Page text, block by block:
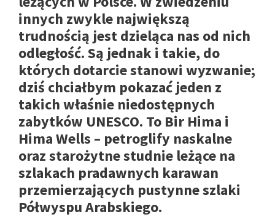
innych zwykle największą
trudnością jest dzieląca nas od nich
odległość. Są jednak i takie, do
których dotarcie stanowi wyzwanie;
dziś chciałbym pokazać jeden z
takich właśnie niedostępnych
zabytków UNESCO. To Bir Hima i
Hima Wells – petroglify naskalne
oraz starożytne studnie leżące na
szlakach pradawnych karawan
przemierzających pustynne szlaki
Półwyspu Arabskiego.